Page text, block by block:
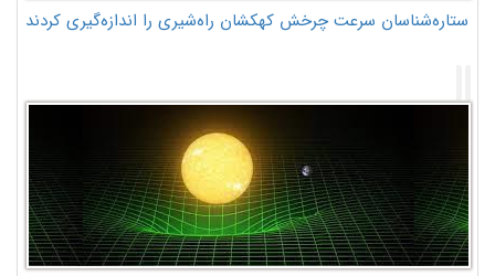
ستاره‌شناسان سرعت چرخش کهکشان راه‌شیری را اندازه‌گیری کردند